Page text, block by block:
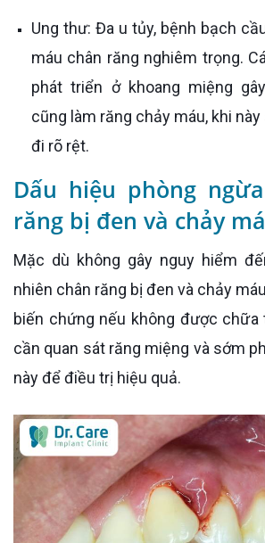
Ung thư: Đa u tủy, bệnh bạch cầu có thể gây chảy
máu chân răng nghiêm trọng.
phát triển ở khoang miệng
cũng làm răng chảy máu, khi
đi rõ rệt.
Dấu hiệu phòng
răng bị đen và chảy
Mặc dù không gây nguy hiểm đến tính mạng, tuy
nhiên chân răng bị đen và chảy
biến chứng nếu không được chữa
cần quan sát răng miệng và sớm
này để điều trị hiệu quả.